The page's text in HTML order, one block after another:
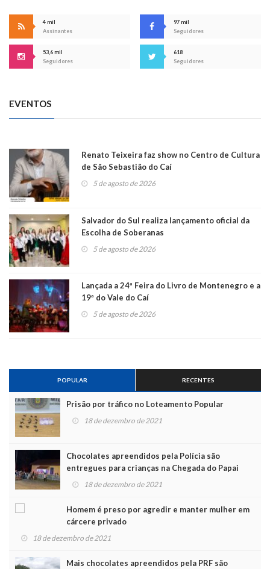
4 mil
Assinantes
97 mil
Seguidores
53,6 mil
Seguidores
618
Seguidores
EVENTOS
Renato Teixeira faz show no Centro de Cultura
de São Sebastião do Caí
5 de agosto de 2026
Salvador do Sul realiza lançamento oficial da
Escolha de Soberanas
5 de agosto de 2026
Lançada a 24ª Feira do Livro de Montenegro e a
19ª do Vale do Caí
5 de agosto de 2026
POPULAR RECENTES
Prisão por tráfico no Loteamento Popular
18 de dezembro de 2021
Chocolates apreendidos pela Polícia são
entregues para crianças na Chegada do Papai
Noel 18 de dezembro de 2021
Homem é preso por agredir e manter mulher em
cárcere privado
18 de dezembro de 2021
Mais chocolates apreendidos pela PRF são